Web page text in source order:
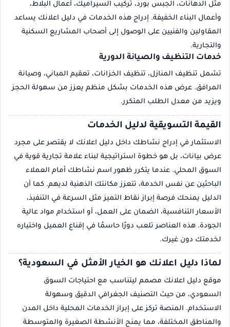
مثل الدهانات، الجبس بورد، تركيب السيراميك، أعمال البلاط،
وأعمال البناء الخفيفة. إدراج هذه الخدمات في دليل اعلانك يساعد
المقاولين والفنيين على الوصول إلى أصحاب المشاريع السكنية
والتجارية.
خدمات التنظيف والصيانة الدورية
تشمل تنظيف المنازل، تنظيف الخزانات، تعقيم المباني، وصيانة
المرافق. عرض هذه الخدمات بشكل منظم يعزز من سهولة الحجز
ويزيد من معدل الطلب المتكرر.
القيمة التسويقية لدليل الخدمات
الاستثمار في إدراج نشاطك داخل دليل اعلانك لا يقتصر على مجرد
عرض بيانات، بل هو خطوة استراتيجية لبناء علامة تجارية قوية في
السوق المحلي. عندما يتكرر ظهور اسم نشاطك أمام العملاء
الباحثين عن نفس الخدمة، تتعزز مكانتك الذهنية لديهم. كما أن
الدليل يمنحك فرصة إبراز نقاط التميز مثل السرعة في التنفيذ،
الأسعار التنافسية، الضمان على العمل، أو استخدام مواد عالية
الجودة. هذه العناصر تلعب دورًا حاسمًا في إقناع العميل واختياره
لخدمتك دون غيرك.
لماذا دليل اعلانك هو الخيار الأمثل في السعودية؟
موقع دليل اعلانك مصمم ليتناسب مع احتياجات السوق
السعودي، من حيث التصنيف الجغرافي الدقيق وسهولة
الاستخدام. المنصة تركز على إبراز الخدمات المحلية داخل المدن
والمناطق المختلفة، مما يمنح الأنشطة الصغيرة والمتوسطة